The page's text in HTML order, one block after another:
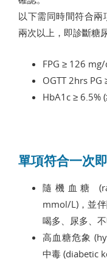
以下需同時間符合
兩次以上，即診斷糖尿
FPG ≥ 126
OGTT 2hrs
HbA1c ≥ 6.5%
單項符合一次
隨機血糖
mmol/L)，並伴
喝多、尿多、
高血糖危象
中毒 (diabetic